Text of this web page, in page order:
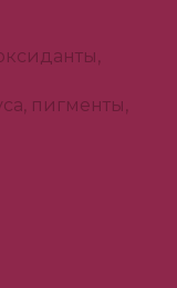
пигменты,